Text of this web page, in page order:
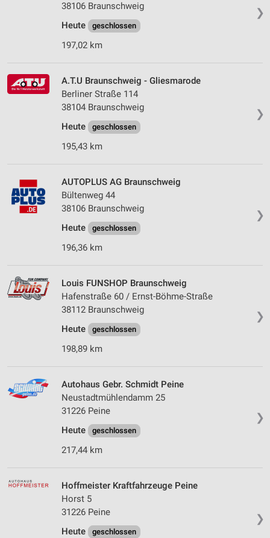
❯
38106 Braunschweig
Heute
geschlossen
197,02 km
❯
A.T.U Braunschweig - Gliesmarode
Berliner Straße 114
38104 Braunschweig
Heute
geschlossen
195,43 km
❯
AUTOPLUS AG Braunschweig
Bültenweg 44
38106 Braunschweig
Heute
geschlossen
196,36 km
❯
Louis FUNSHOP Braunschweig
Hafenstraße 60 / Ernst-Böhme-Straße
38112 Braunschweig
Heute
geschlossen
198,89 km
❯
Autohaus Gebr. Schmidt Peine
Neustadtmühlendamm 25
31226 Peine
Heute
geschlossen
217,44 km
❯
Hoffmeister Kraftfahrzeuge Peine
Horst 5
31226 Peine
Heute
geschlossen